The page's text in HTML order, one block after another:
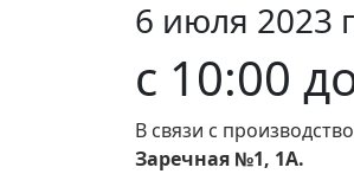
6 июля 2023
с 10:00
В связи с
Заречная №1, 1А.